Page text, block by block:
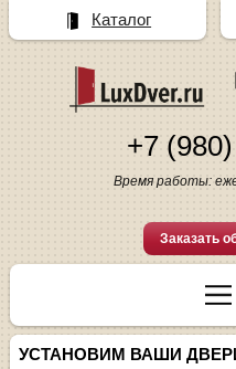
+7
Время работы:
Заказать
УСТАНОВИМ ВАШИ
Каталог